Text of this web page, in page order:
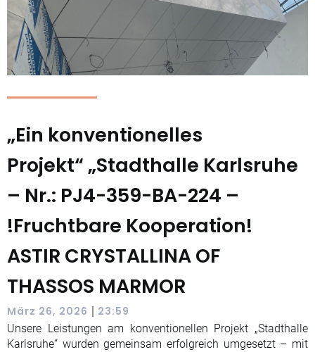
„Ein konventionelles
Projekt“ „Stadthalle Karlsruhe
– Nr.: PJ4-359-BA-224 –
!Fruchtbare Kooperation!
ASTIR CRYSTALLINA OF
THASSOS MARMOR
März 26, 2026 | 23:59
Unsere Leistungen am konventionellen Projekt „Stadthalle
Karlsruhe“ wurden gemeinsam erfolgreich umgesetzt – mit